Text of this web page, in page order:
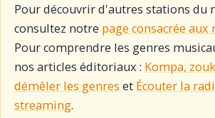
Pour découvrir d'autres stations du
consultez notre page consacrée aux
Pour comprendre les genres
nos articles éditoriaux : Kompa,
démêler les genres et Écouter la
streaming.